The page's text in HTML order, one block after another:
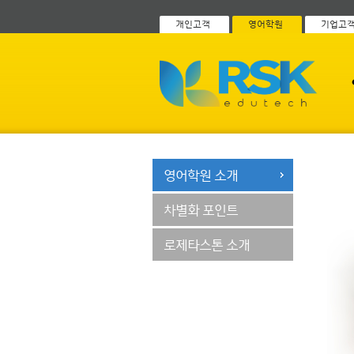
개인고객 영어학원 기업고
영어학원 소개
차별화 포인트
로제타스톤 소개